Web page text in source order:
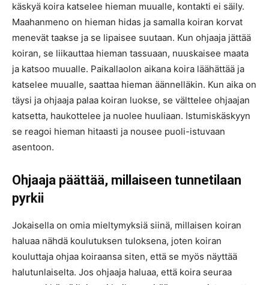
käskyä koira katselee hieman muualle, kontakti ei säily.
Maahanmeno on hieman hidas ja samalla koiran korvat
menevät taakse ja se lipaisee suutaan. Kun ohjaaja jättää
koiran, se liikauttaa hieman tassuaan, nuuskaisee maata
ja katsoo muualle. Paikallaolon aikana koira läähättää ja
katselee muualle, saattaa hieman äännelläkin. Kun aika on
täysi ja ohjaaja palaa koiran luokse, se välttelee ohjaajan
katsetta, haukottelee ja nuolee huuliaan. Istumiskäskyyn
se reagoi hieman hitaasti ja nousee puoli-istuvaan
asentoon.
Ohjaaja päättää, millaiseen tunnetilaan
pyrkii
Jokaisella on omia mieltymyksiä siinä, millaisen koiran
haluaa nähdä koulutuksen tuloksena, joten koiran
kouluttaja ohjaa koiraansa siten, että se myös näyttää
halutunlaiselta. Jos ohjaaja haluaa, että koira seuraa